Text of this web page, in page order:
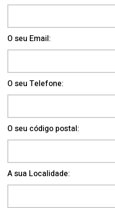
O seu Email:
O seu Telefone:
O seu código postal:
A sua Localidade: